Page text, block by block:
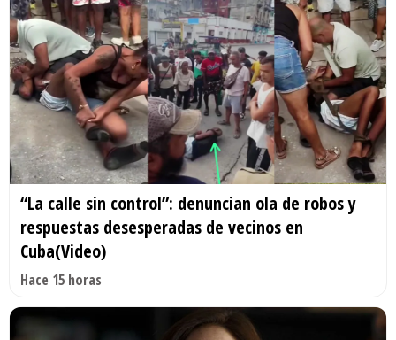
“La calle sin control”: denuncian ola de robos y
respuestas desesperadas de vecinos en
Cuba(Video)
Hace 15 horas